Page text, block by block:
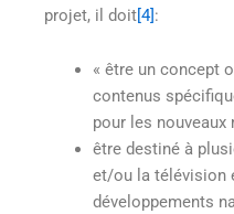
projet, il doit[4]:
« être un concept
contenus
pour les nouveaux
être destiné à
et/ou la télévision
développements